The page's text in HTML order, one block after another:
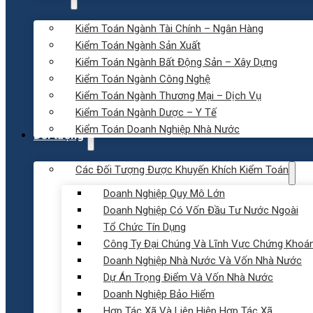
Kiểm Toán Ngành Tài Chính – Ngân Hàng
Kiểm Toán Ngành Sản Xuất
Kiểm Toán Ngành Bất Động Sản – Xây Dựng
Kiểm Toán Ngành Công Nghệ
Kiểm Toán Ngành Thương Mại – Dịch Vụ
Kiểm Toán Ngành Dược – Y Tế
Kiểm Toán Doanh Nghiệp Nhà Nước
Đối tượng
Các Đối Tượng Được Khuyến Khích Kiểm Toán
Doanh Nghiệp Quy Mô Lớn
Doanh Nghiệp Có Vốn Đầu Tư Nước Ngoài
Tổ Chức Tín Dụng
Công Ty Đại Chúng Và Lĩnh Vực Chứng
Doanh Nghiệp Nhà Nước Và Vốn Nhà Nước
Dự Án Trọng Điểm Và Vốn Nhà Nước
Doanh Nghiệp Bảo Hiểm